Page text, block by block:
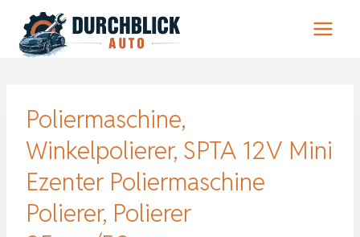
Inhalt
springen
Poliermaschine,
Winkelpolierer, SPTA 12V Mini
Ezenter Poliermaschine
Polierer, Polierer